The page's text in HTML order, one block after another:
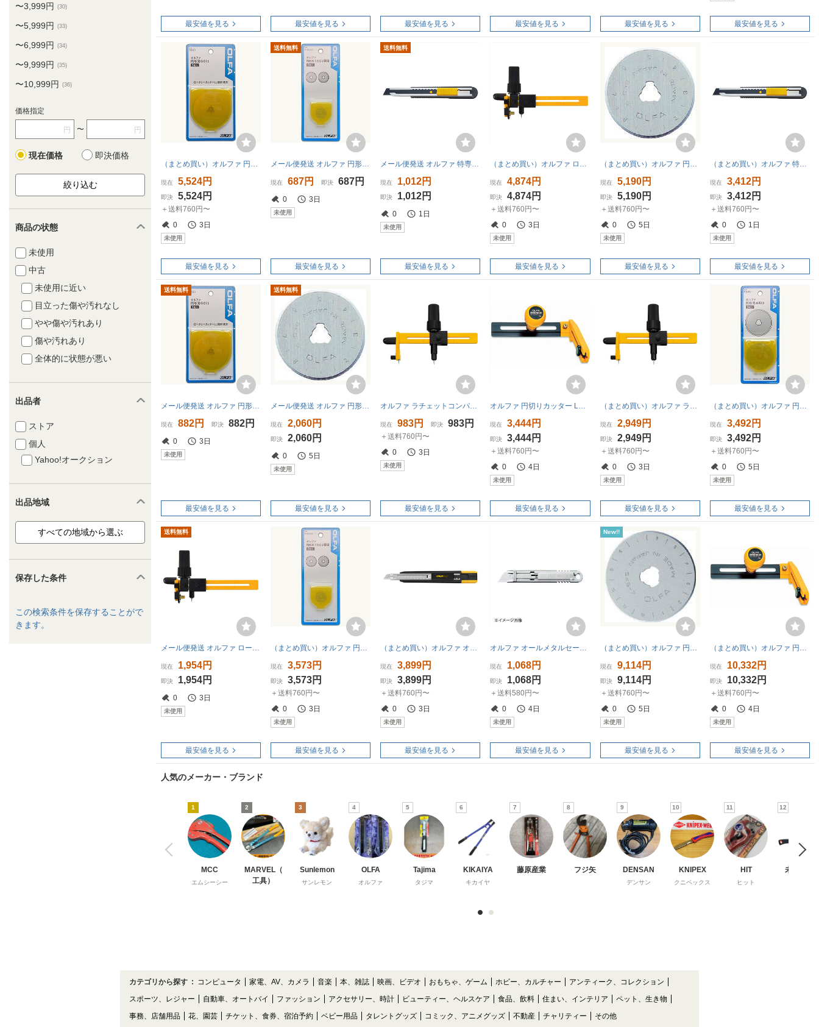
〜3,999円 (30)
〜5,999円 (33)
〜6,999円 (34)
〜9,999円 (35)
〜10,999円 (36)
価格指定
円 〜 円
現在価格 即決価格
商品の状態
未使用
中古
未使用に近い
目立った傷や汚れなし
やや傷や汚れあり
傷や汚れあり
全体的に状態が悪い
出品者
ストア
個人
Yahoo!オークション
出品地域
保存した条件
この検索条件を保存することがで
きます。
最安値を見る 最安値を見る 最安値を見る 最安値を見る 最安値を見る 最安値を見る
現在 5,524円
即決 5,524円
＋送料760円〜
0
3日
未使用
最安値を見る
送料無料
現在 687円 即決 687円
0 3日
未使用
最安値を見る
送料無料
現在 1,012円
即決 1,012円
0 1日
未使用
最安値を見る
現在 4,874円
即決 4,874円
＋送料760円〜
0
3日
未使用
最安値を見る
現在 5,190円
即決 5,190円
＋送料760円〜
0
5日
未使用
最安値を見る
（まとめ買い）オルファ 特専M型カッター 145B 〔5個セット〕
現在 3,412円
即決 3,412円
＋送料760円〜
0
1日
未使用
最安値を見る
送料無料
現在 882円 即決 882円
0 3日
未使用
最安値を見る
送料無料
現在 2,060円
即決 2,060円
0 5日
未使用
最安値を見る
現在 983円 即決 983円
＋送料760円〜
0
3日
未使用
最安値を見る
現在 3,444円
即決 3,444円
＋送料760円〜
0
4日
未使用
最安値を見る
現在 2,949円
即決 2,949円
＋送料760円〜
0
3日
未使用
最安値を見る
現在 3,492円
即決 3,492円
＋送料760円〜
0
5日
未使用
最安値を見る
送料無料
メール便発送 オルファ ロータリーコンパスカッター 186B
現在 1,954円
即決 1,954円
0 3日
未使用
最安値を見る
（まとめ買い）オルファ 円形刃18ミリ2枚入り ブリスター RB18-2 00027105 〔10個セット〕
現在 3,573円
即決 3,573円
＋送料760円〜
0
3日
未使用
最安値を見る
（まとめ買い）オルファ オートロック式カッター MZ-S型 191B 〔5個セット〕
現在 3,899円
即決 3,899円
＋送料760円〜
0
3日
未使用
最安値を見る
オルファ オールメタルセーフティカッター SK-12C
現在 1,068円
即決 1,068円
＋送料580円〜
0
4日
未使用
最安値を見る
New!!
（まとめ買い）オルファ 円形刃45ミリ替刃 ブリスター 10枚入 RB45-10 00029587 〔3個セット〕
現在 9,114円
即決 9,114円
＋送料760円〜
0
5日
未使用
最安値を見る
（まとめ買い）オルファ 円切りカッター L型 ブリスター 90B 00833910 〔3個セット〕
現在 10,332円
即決 10,332円
＋送料760円〜
0
4日
未使用
最安値を見る
人気のメーカー・ブランド
1
MCC
エムシーシー
2
MARVEL（
工具）
3
Sunlemon
サンレモン
4
OLFA
オルファ
5
Tajima
タジマ
6
KIKAIYA
キカイヤ
7
藤原産業
8
フジ矢
9
DENSAN
デンサン
10
KNIPEX
クニペックス
11
HIT
ヒット
12
未来工業
カテゴリから探す : コンピュータ 家電、AV、カメラ 音楽 本、雑誌 映画、ビデオ おもちゃ、ゲーム ホビー、カルチャー
アンティーク、コレクション
スポーツ、レジャー
自動車、オートバイ ファッション アクセサリー、時計 ビューティー、ヘルスケア 食品、飲料 住まい、インテリア
ペット、生き物
事務、店舗用品
花、園芸 チケット、食券、宿泊予約 ベビー用品 タレントグッズ コミック、アニメグッズ 不動産 チャリティー その他